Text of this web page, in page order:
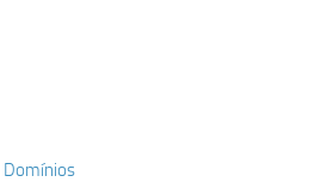
Domínios